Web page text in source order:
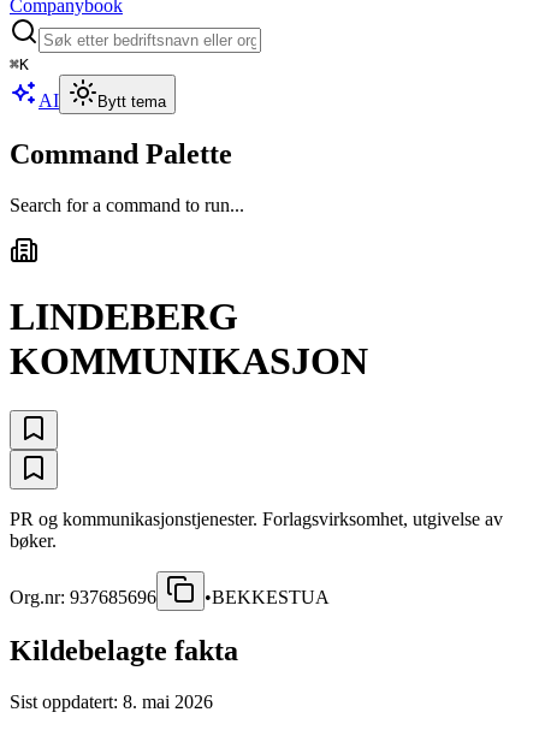
Companybook
⌘K
AI Bytt tema
Command Palette
Search for a command to run...
LINDEBERG
KOMMUNIKASJON
PR og kommunikasjonstjenester. Forlagsvirksomhet, utgivelse av
bøker.
Org.nr: 937685696 •BEKKESTUA
Kildebelagte fakta
Sist oppdatert: 8. mai 2026